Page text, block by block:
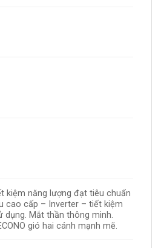
kiệm năng lượng đạt tiêu chuẩn
cao cấp – Inverter – tiết kiệm
dụng. Mắt thần thông minh.
gió hai cánh mạnh mẽ.